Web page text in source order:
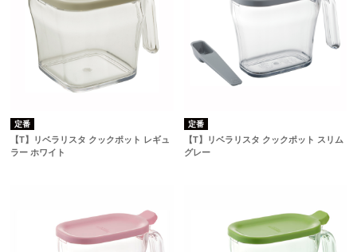
定番
【T】リベラリスタ クックポット レギュ
ラー ホワイト
定番
【T】リベラリスタ クックポット スリム
グレー